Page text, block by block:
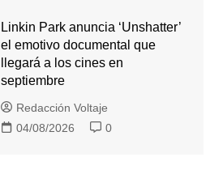
Linkin Park anuncia ‘Unshatter’
el emotivo documental que
llegará a los cines en
septiembre
Redacción Voltaje
04/08/2026
0